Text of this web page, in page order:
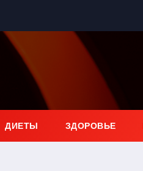
ДИЕТЫ ЗДОРОВЬЕ